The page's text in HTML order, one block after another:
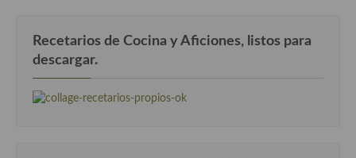
Recetarios de Cocina y Aficiones, listos para
descargar.